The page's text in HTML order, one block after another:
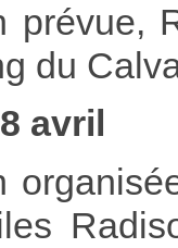
prévue,
du
avril